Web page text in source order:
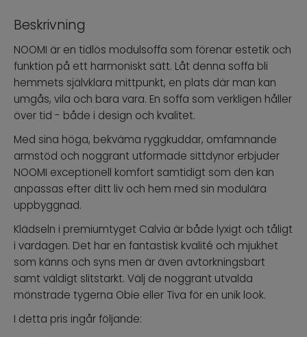
Beskrivning
NOOMI är en tidlös modulsoffa som förenar estetik och
funktion på ett harmoniskt sätt. Låt denna soffa bli
hemmets självklara mittpunkt, en plats där man kan
umgås, vila och bara vara. En soffa som verkligen håller
över tid - både i design och kvalitet.
Med sina höga, bekväma ryggkuddar, omfamnande
armstöd och noggrant utformade sittdynor erbjuder
NOOMI exceptionell komfort samtidigt som den kan
anpassas efter ditt liv och hem med sin modulära
uppbyggnad.
Klädseln i premiumtyget Calvia är både lyxigt och tåligt
i vardagen. Det har en fantastisk kvalité och mjukhet
som känns och syns men är även avtorkningsbart
samt väldigt slitstarkt. Välj de noggrant utvalda
mönstrade tygerna Obie eller Tiva för en unik look.
I detta pris ingår följande: